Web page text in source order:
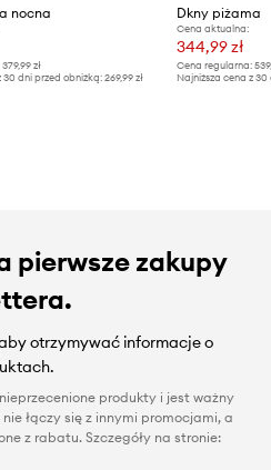
nocna
379,99 zł
30 dni przed obniżką:269,99 zł
Dkny piżama
Cena aktualna:
344,99 zł
Cena regularna:
Najniższa cena z
pierwsze zakupy
otrzymywać informacje o
produkty i jest ważny
łączy się z innymi promocjami, a
z rabatu. Szczegóły na stronie: